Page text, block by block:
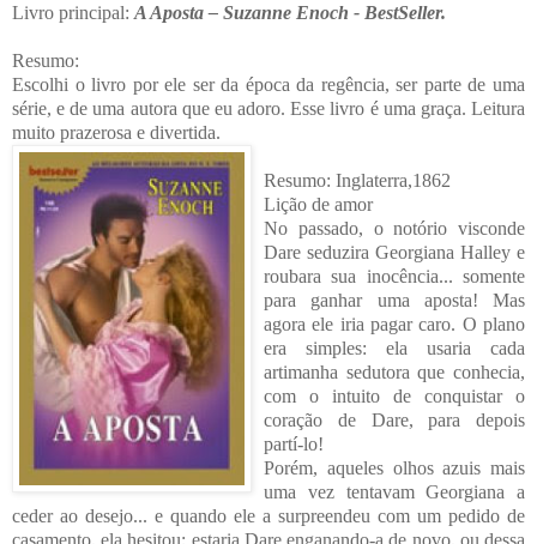
Livro principal: A Aposta – Suzanne Enoch - BestSeller.
Resumo:
Escolhi o livro por ele ser da época da regência, ser parte de uma
série, e de uma autora que eu adoro. Esse livro é uma graça. Leitura
muito prazerosa e divertida.
Resumo: Inglaterra,1862
Lição de amor
No passado, o notório visconde
Dare seduzira Georgiana Halley e
roubara sua inocência... somente
para ganhar uma aposta! Mas
agora ele iria pagar caro. O plano
era simples: ela usaria cada
artimanha sedutora que conhecia,
com o intuito de conquistar o
coração de Dare, para depois
partí-lo!
Porém, aqueles olhos azuis mais
uma vez tentavam Georgiana a
ceder ao desejo... e quando ele a surpreendeu com um pedido de
casamento, ela hesitou: estaria Dare enganando-a de novo, ou dessa